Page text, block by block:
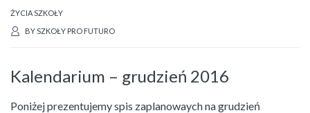
ŻYCIA SZKOŁY
BYSZKOŁY PRO FUTURO
Kalendarium – grudzień 2016
Poniżej prezentujemy spis zaplanowaych na grudzień